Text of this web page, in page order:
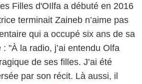
Filles d'OIlfa a débuté en 2016
terminait Zaineb n’aime pas
qui a occupé six ans de sa
"À la radio, j’ai entendu Olfa
de ses filles. J’ai été
par son récit. Là aussi, il